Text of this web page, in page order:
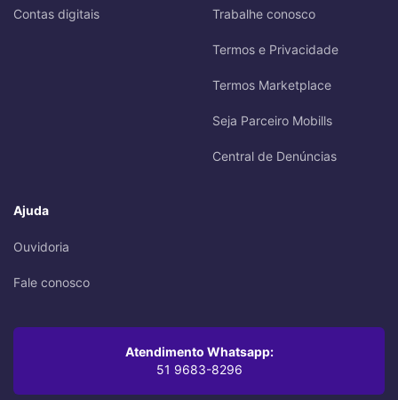
Contas digitais Trabalhe conosco
Termos e Privacidade
Termos Marketplace
Seja Parceiro Mobills
Central de Denúncias
Ajuda
Ouvidoria
Fale conosco
Atendimento Whatsapp:
51 9683-8296